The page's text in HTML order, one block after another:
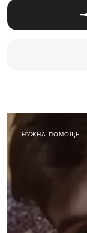
НУЖНА ПОМОЩЬ